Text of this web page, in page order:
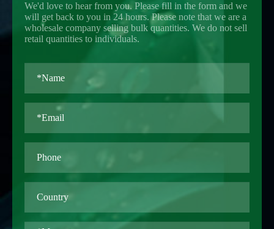
We'd love to hear from you. Please fill in the form and we
will get back to you in 24 hours. Please note that we are a
wholesale company selling bulk quantities. We do not sell
retail quantities to individuals.